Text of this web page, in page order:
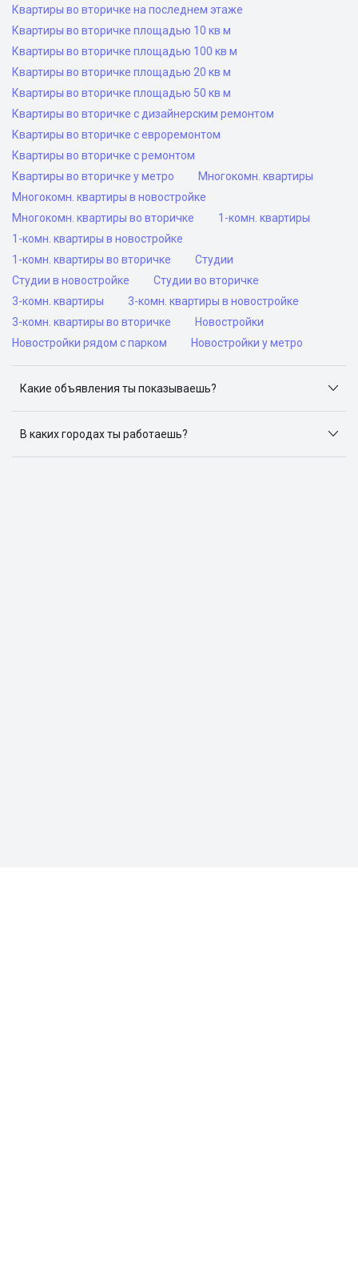
Квартиры во вторичке на последнем этаже
Квартиры во вторичке площадью 10 кв м
Квартиры во вторичке площадью 100 кв м
Квартиры во вторичке площадью 20 кв м
Квартиры во вторичке площадью 50 кв м
Квартиры во вторичке с дизайнерским ремонтом
Квартиры во вторичке с евроремонтом
Квартиры во вторичке с ремонтом
Квартиры во вторичке у метро
Многокомн. квартиры
Многокомн. квартиры в новостройке
Многокомн. квартиры во вторичке
1-комн. квартиры
1-комн. квартиры в новостройке
1-комн. квартиры во вторичке
Студии
Студии в новостройке
Студии во вторичке
3-комн. квартиры
3-комн. квартиры в новостройке
3-комн. квартиры во вторичке
Новостройки
Новостройки рядом с парком
Новостройки у метро
Какие объявления ты показываешь?
объявлений: ЦИАН, Домклик, Яндекс.Недвижимость,
Авито, Самолет.Плюс.
В каких городах ты работаешь?